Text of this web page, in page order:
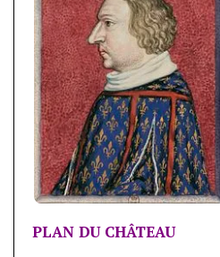
PLAN DU CHÂTEAU